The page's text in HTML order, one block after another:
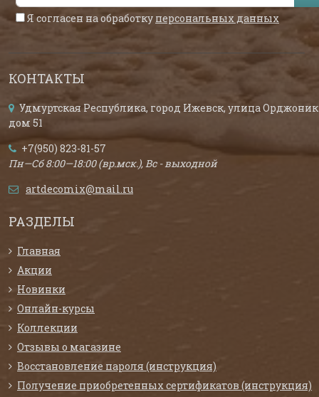
Я согласен на обработку персональных данных
КОНТАКТЫ
Удмуртская Республика, город Ижевск, улица
дом 51
+7(950) 823-81-57
Пн—Сб 8:00—18:00 (вр.мск.), Вс - выходной
artdecomix@mail.ru
РАЗДЕЛЫ
Главная
Акции
Новинки
Онлайн-курсы
Коллекции
Отзывы о магазине
Восстановление пароля (инструкция)
Получение приобретенных сертификатов (инструкция)